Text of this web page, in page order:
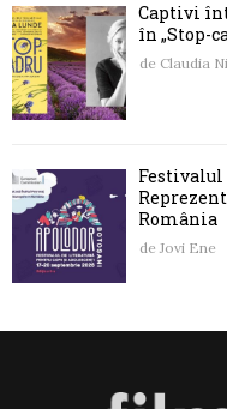
Captivi
în „Stop-
de Claudia
Festivalul
România
de Jovi Ene